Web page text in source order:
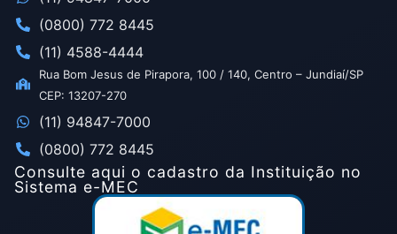
(0800) 772 8445
(11) 4588-4444
Rua Bom Jesus de Pirapora, 100 / 140, Centro – Jundiaí/SP
CEP: 13207-270
(11) 94847-7000
(0800) 772 8445
Consulte aqui o cadastro da Instituição no
Sistema e-MEC